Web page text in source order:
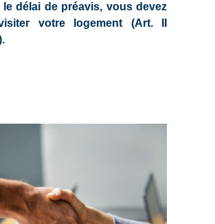
le délai de préavis, vous devez
votre logement (Art. II